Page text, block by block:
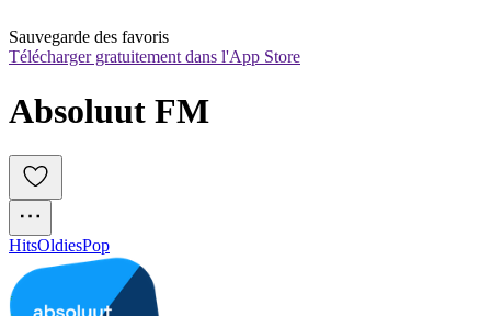
Sauvegarde des favoris
Télécharger gratuitement dans l'App Store
Absoluut FM
HitsOldiesPop